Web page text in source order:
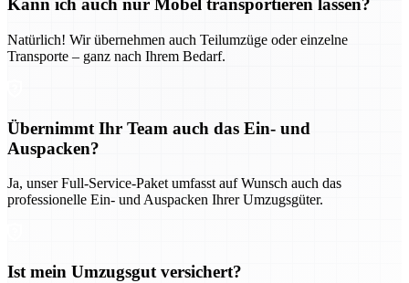
Kann ich auch nur Möbel transportieren lassen?
Natürlich! Wir übernehmen auch Teilumzüge oder einzelne
Transporte – ganz nach Ihrem Bedarf.
Übernimmt Ihr Team auch das Ein- und
Auspacken?
Ja, unser Full-Service-Paket umfasst auf Wunsch auch das
professionelle Ein- und Auspacken Ihrer Umzugsgüter.
Ist mein Umzugsgut versichert?